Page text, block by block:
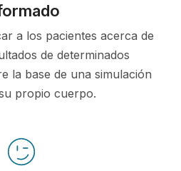
a los pacientes acerca de
de determinados
la base de una simulación
propio cuerpo.